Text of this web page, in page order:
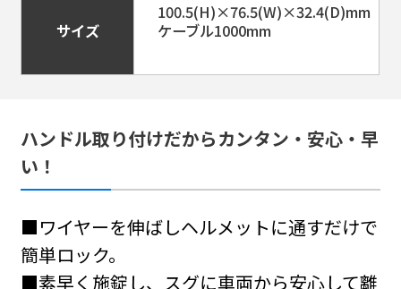
#パーツ＆アクセサリー
MF-4762
リーブ）
以下より選択ください。
ブラック
3,850円
ホワイト
サイズ
100.5(H)×76.5(W)×32.4(D)mm
ケーブル1000mm
ハンドル取り付けだからカンタン・安心・早
い！
■ワイヤーを伸ばしヘルメットに通すだけで
簡単ロック。
■素早く施錠し、スグに車両から安心して離